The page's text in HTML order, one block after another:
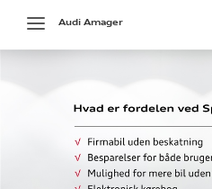
Toggle
navigation
Audi Amager